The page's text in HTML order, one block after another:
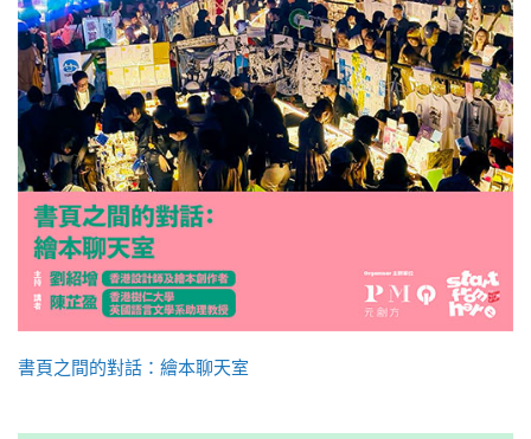
書頁之間的對話：繪本聊天室